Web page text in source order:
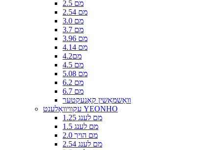
2.5 מם
2.54 מם
3.0 מם
3.7 מם
3.96 מם
4.14 מם
4.2מם
4.5 מם
5.08 מם
6.2 מם
6.7 מם
וואַשמאַשין קאַנעקטער
עקוויוואַלענט YEONHO
1.25 מם לענג
1.5 מם לענג
2.0 מם הויך
2.54 מם לענג